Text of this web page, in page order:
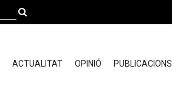
ACTUALITAT OPINIÓ PUBLICACIONS